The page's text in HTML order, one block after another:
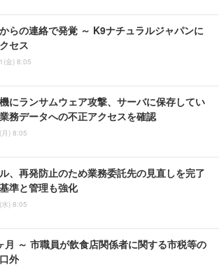
らの連絡で発覚 ～ K9ナチュラルジャパンに
セス
金) 8:05
にランサムウェア攻撃、サーバに保存してい
務データへの不正アクセスを確認
) 8:05
、再発防止のため業務委託先の見直しを完了
準と管理も強化
) 8:05
月 ～ 市職員が飲食店関係者に関する市税等の
外